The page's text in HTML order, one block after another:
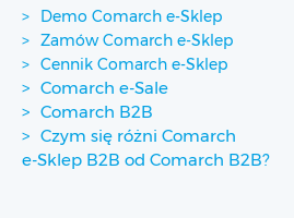
Demo Comarch e-Sklep
Zamów Comarch e-Sklep
Cennik Comarch e-Sklep
Comarch e-Sale
Comarch B2B
Czym się różni Comarch
e-Sklep B2B od Comarch B2B?